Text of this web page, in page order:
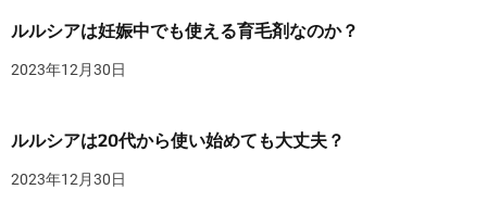
ルルシアは妊娠中でも使える育毛剤なのか？
2023年12月30日
ルルシアは20代から使い始めても大丈夫？
2023年12月30日